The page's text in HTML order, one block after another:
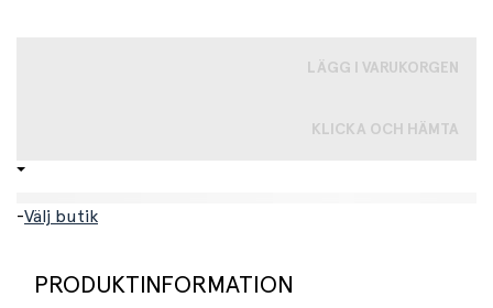
LÄGG I VARUKORGEN
KLICKA OCH HÄMTA
-Välj butik
PRODUKTINFORMATION